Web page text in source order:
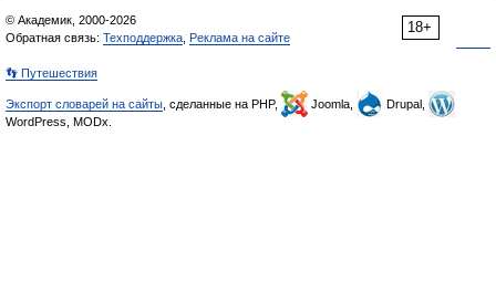
18+
© Академик, 2000-2026
Обратная связь: Техподдержка Реклама на сайте
👣 Путешествия
Экспорт словарей на сайты , сделанные на PHP, Joomla,
Drupal,
WordPress, MODx.